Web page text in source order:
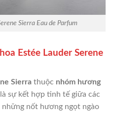
Sierra Eau de Parfum
Estée Lauder Serene
Sierra thuộc nhóm hương
sự kết hợp tinh tế giữa các
nốt hương ngọt ngào